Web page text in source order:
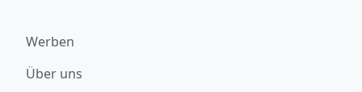
Werben
Über uns